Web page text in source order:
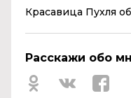
Красавица Пухля
Расскажи обо